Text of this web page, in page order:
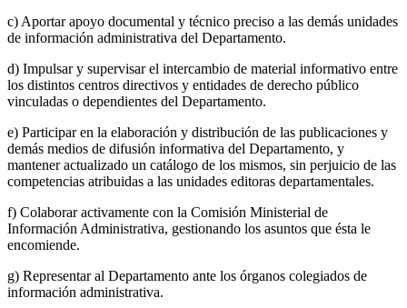
c) Aportar apoyo documental y técnico preciso a las demás unidades
de información administrativa del Departamento.
d) Impulsar y supervisar el intercambio de material informativo entre
los distintos centros directivos y entidades de derecho público
vinculadas o dependientes del Departamento.
e) Participar en la elaboración y distribución de las publicaciones y
demás medios de difusión informativa del Departamento, y
mantener actualizado un catálogo de los mismos, sin perjuicio de las
competencias atribuidas a las unidades editoras departamentales.
f) Colaborar activamente con la Comisión Ministerial de
Información Administrativa, gestionando los asuntos que ésta le
encomiende.
g) Representar al Departamento ante los órganos colegiados de
información administrativa.